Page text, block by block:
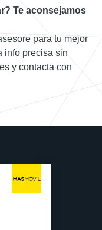
Te aconsejamos
para tu mejor
info precisa sin
y contacta con